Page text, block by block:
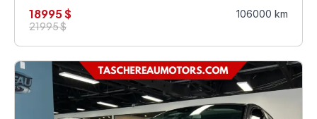
18995 $
21995 $
106000 km